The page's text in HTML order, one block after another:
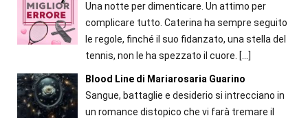
Una notte per dimenticare. Un attimo per
complicare tutto. Caterina ha sempre seguito
le regole, finché il suo fidanzato, una stella del
tennis, non le ha spezzato il cuore. […]
Blood Line di Mariarosaria Guarino
Sangue, battaglie e desiderio si intrecciano in
un romance distopico che vi farà tremare il